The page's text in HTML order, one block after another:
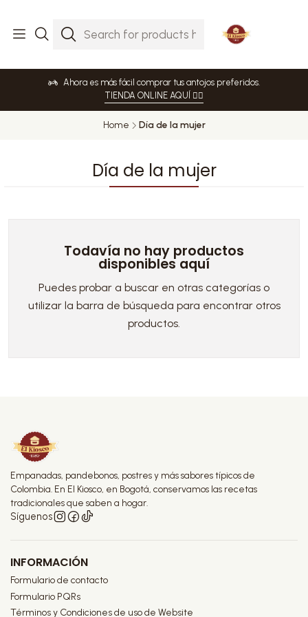
Ahora es más fácil comprar tus antojos preferidos.
TIENDA ONLINE AQUÍ 👈🏻
Home Día de la mujer
Día de la mujer
Todavía no hay productos
disponibles aquí
Puedes probar a buscar en otras categorías o
utilizar la barra de búsqueda para encontrar otros
productos.
Empanadas, pandebonos, postres y más sabores típicos de
Colombia. En El Kiosco, en Bogotá, conservamos las recetas
tradicionales que saben a hogar.
Síguenos
INFORMACIÓN
Formulario de contacto
Formulario PQRs
Términos y Condiciones de uso de Website